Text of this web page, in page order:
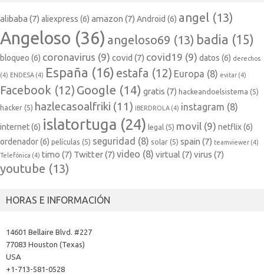
alibaba (7) aliexpress (6) amazon (7) Android (6) angel (13)
Angeloso (36) angeloso69 (13) badia (15)
bloqueo (6) coronavirus (9) covid (7) covid19 (9) datos (6) derechos
(4) ENDESA (4) España (16) estafa (12) Europa (8) evitar (4)
Facebook (12) Google (14) gratis (7) hackeandoelsistema (5)
hacker (5) hazlecasoalfriki (11) IBERDROLA (4) instagram (8)
internet(6) islatortuga (24) legal (5) movil (9) netflix(6)
ordenador(6) películas (5) seguridad (8) solar (5) spain (7) teamviewer (4)
Telefónica (4) timo (7) Twitter(7) video (8) virtual (7) virus (7)
youtube (13)
HORAS E INFORMACIÓN
14601 Bellaire Blvd. #227
77083 Houston (Texas)
USA
+1-713-581-0528